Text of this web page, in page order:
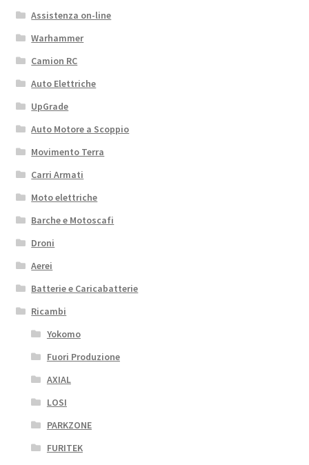
Assistenza on-line
Warhammer
Camion RC
Auto Elettriche
UpGrade
Auto Motore a Scoppio
Movimento Terra
Carri Armati
Moto elettriche
Barche e Motoscafi
Droni
Aerei
Batterie e Caricabatterie
Ricambi
Yokomo
Fuori Produzione
AXIAL
LOSI
PARKZONE
FURITEK